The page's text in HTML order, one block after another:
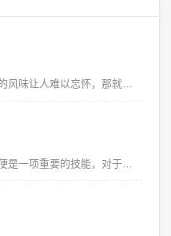
在探索美食的海洋中，有一种独特的风味让人难以忘怀，那就是来自东南亚的美味——芒狗，这种看似普通却蕴含...
在宠物狗的训练过程中，定点大小便是一项重要的技能，对于新手铲屎官来说，如何训练小奶狗定点大小便是一项...